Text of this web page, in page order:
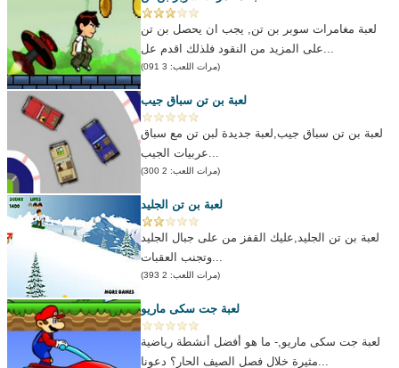
لعبة مغامرات سوبر بن تن, يجب ان يحصل بن تن
(مرات اللعب: 3 091)
لعبة بن تن سباق جيب
لعبة بن تن سباق جيب,لعبة جديدة لبن تن مع سباق
(مرات اللعب: 2 300)
لعبة بن تن الجليد
لعبة بن تن الجليد,عليك القفز من على جبال الجليد
(مرات اللعب: 2 393)
لعبة جت سكى ماريو
لعبة جت سكى ماريو,- ما هو أفضل أنشطة رياضية